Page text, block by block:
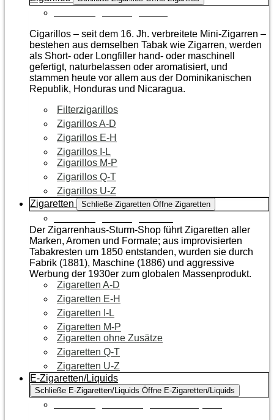
Cigarillos – seit dem 16. Jh. verbreitete Mini-Zigarren –
bestehen aus demselben Tabak wie Zigarren, werden
als Short- oder Longfiller hand- oder maschinell
gefertigt, naturbelassen oder aromatisiert, und
stammen heute vor allem aus der Dominikanischen
Republik, Honduras und Nicaragua.
Filterzigarillos
Zigarillos A-D
Zigarillos E-H
Zigarillos I-L
Zigarillos M-P
Zigarillos Q-T
Zigarillos U-Z
Zigaretten
Schließe Zigaretten Öffne Zigaretten
Der Zigarrenhaus-Sturm-Shop führt Zigaretten aller
Marken, Aromen und Formate; aus improvisierten
Tabakresten um 1850 entstanden, wurden sie durch
Fabrik (1881), Maschine (1886) und aggressive
Werbung der 1930er zum globalen Massenprodukt.
Zigaretten A-D
Zigaretten E-H
Zigaretten I-L
Zigaretten M-P
Zigaretten ohne Zusätze
Zigaretten Q-T
Zigaretten U-Z
E-Zigaretten/Liquids
Schließe E-Zigaretten/Liquids Öffne E-Zigaretten/Liquids